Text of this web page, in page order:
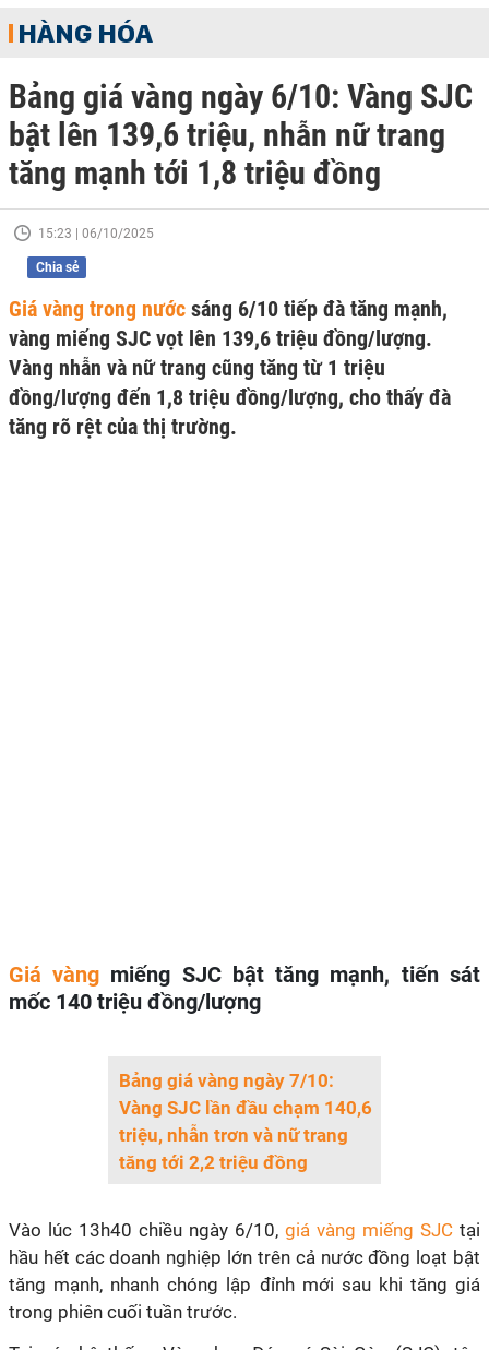
HÀNG HÓA
Bảng giá vàng ngày 6/10: Vàng SJC
bật lên 139,6 triệu, nhẫn nữ trang
tăng mạnh tới 1,8 triệu đồng
15:23 | 06/10/2025
Chia sẻ
Giá vàng trong nước sáng 6/10 tiếp đà tăng mạnh,
vàng miếng SJC vọt lên 139,6 triệu đồng/lượng.
Vàng nhẫn và nữ trang cũng tăng từ 1 triệu
đồng/lượng đến 1,8 triệu đồng/lượng, cho thấy đà
tăng rõ rệt của thị trường.
Giá vàng miếng SJC bật tăng mạnh, tiến sát
mốc 140 triệu đồng/lượng
Bảng giá vàng ngày 7/10:
Vàng SJC lần đầu chạm 140,6
triệu, nhẫn trơn và nữ trang
tăng tới 2,2 triệu đồng
Vào lúc 13h40 chiều ngày 6/10, giá vàng miếng SJC tại
hầu hết các doanh nghiệp lớn trên cả nước đồng loạt bật
tăng mạnh, nhanh chóng lập đỉnh mới sau khi tăng giá
trong phiên cuối tuần trước.